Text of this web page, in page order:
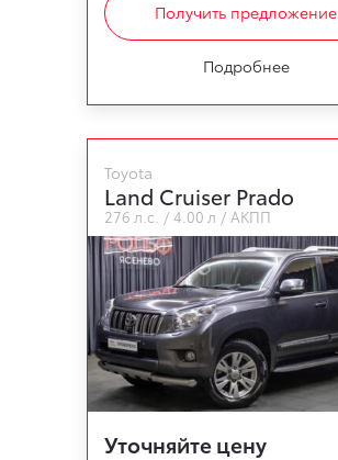
Получить предложение
Подробнее
Toyota
Land Cruiser Prado
276 л.с. 4.00 л АКПП
Уточняйте цену